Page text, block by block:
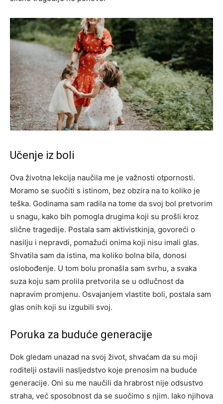
Učenje iz boli
Ova životna lekcija naučila me je važnosti otpornosti.
Moramo se suočiti s istinom, bez obzira na to koliko je
teška. Godinama sam radila na tome da svoj bol pretvorim
u snagu, kako bih pomogla drugima koji su prošli kroz
slične tragedije. Postala sam aktivistkinja, govoreći o
nasilju i nepravdi, pomažući onima koji nisu imali glas.
Shvatila sam da istina, ma koliko bolna bila, donosi
oslobođenje. U tom bolu pronašla sam svrhu, a svaka
suza koju sam prolila pretvorila se u odlučnost da
napravim promjenu. Osvajanjem vlastite boli, postala sam
glas onih koji su izgubili svoj.
Poruka za buduće generacije
Dok gledam unazad na svoj život, shvaćam da su moji
roditelji ostavili nasljedstvo koje prenosim na buduće
generacije. Oni su me naučili da hrabrost nije odsustvo
straha, već sposobnost da se suočimo s njim. Iako njihova